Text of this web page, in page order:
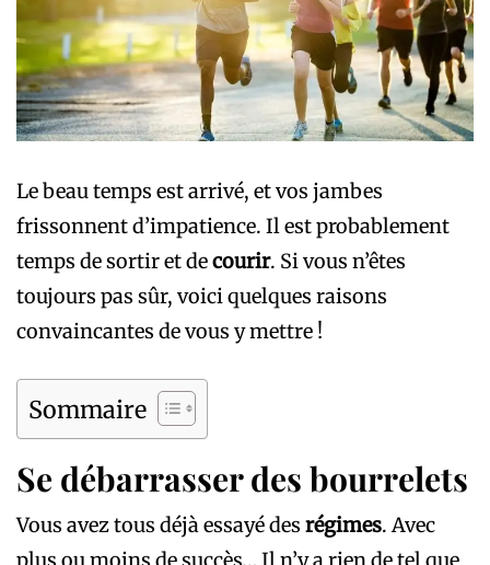
Le beau temps est arrivé, et vos jambes
frissonnent d’impatience. Il est probablement
temps de sortir et decourir. Si vous n’êtes
toujours pas sûr, voici quelques raisons
convaincantes de vous y mettre !
Sommaire
Se débarrasser des bourrelets
Vous avez tous déjà essayé des régimes. Avec